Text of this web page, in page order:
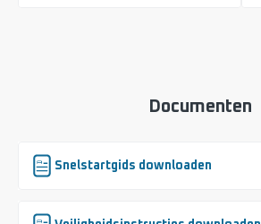
Documenten
Snelstartgids downloaden